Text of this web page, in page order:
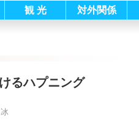
観 光 対外関係
るハプニング